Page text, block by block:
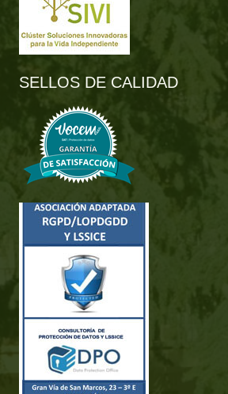
SELLOS DE CALIDAD